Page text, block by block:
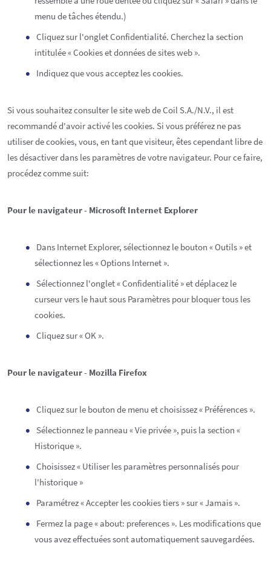
menu de tâches étendu.)
Cliquez sur l'onglet Confidentialité. Cherchez la section
intitulée « Cookies et données de sites web ».
Indiquez que vous acceptez les cookies.
Si vous souhaitez consulter le site web de Coil S.A./N.V., il est
recommandé d'avoir activé les cookies. Si vous préférez ne pas
utiliser de cookies, vous, en tant que visiteur, êtes cependant libre de
les désactiver dans les paramètres de votre navigateur. Pour ce faire,
procédez comme suit:
Pour le navigateur - Microsoft Internet Explorer
Dans Internet Explorer, sélectionnez le bouton « Outils » et
sélectionnez les « Options Internet ».
Sélectionnez l'onglet « Confidentialité » et déplacez le
curseur vers le haut sous Paramètres pour bloquer tous les
cookies.
Cliquez sur « OK ».
Pour le navigateur - Mozilla Firefox
Cliquez sur le bouton de menu et choisissez « Préférences ».
Sélectionnez le panneau « Vie privée », puis la section «
Historique ».
Choisissez « Utiliser les paramètres personnalisés pour
l'historique »
Paramétrez « Accepter les cookies tiers » sur « Jamais ».
Fermez la page « about: preferences ». Les modifications que
vous avez effectuées sont automatiquement sauvegardées.